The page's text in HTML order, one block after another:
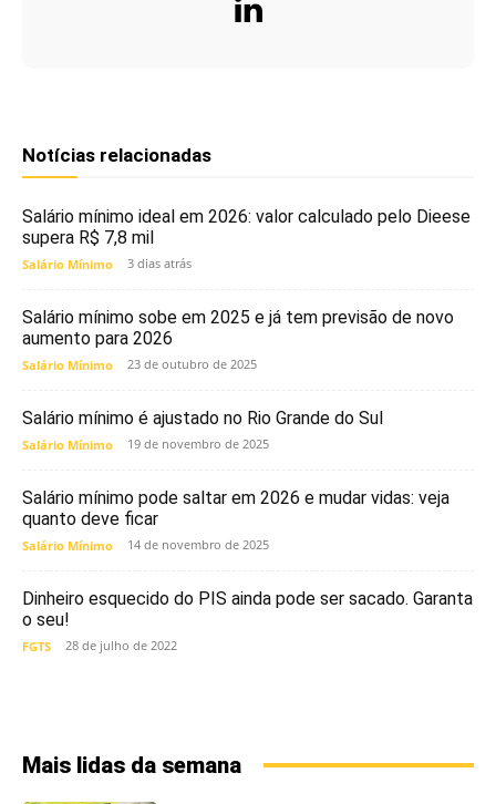
Notícias relacionadas
Salário mínimo ideal em 2026: valor calculado pelo Dieese
supera R$ 7,8 mil
Salário Mínimo 3 dias atrás
Salário mínimo sobe em 2025 e já tem previsão de novo
aumento para 2026
Salário Mínimo 23 de outubro de 2025
Salário mínimo é ajustado no Rio Grande do Sul
Salário Mínimo 19 de novembro de 2025
Salário mínimo pode saltar em 2026 e mudar vidas: veja
quanto deve ficar
Salário Mínimo 14 de novembro de 2025
Dinheiro esquecido do PIS ainda pode ser sacado. Garanta
o seu!
FGTS 28 de julho de 2022
Mais lidas da semana